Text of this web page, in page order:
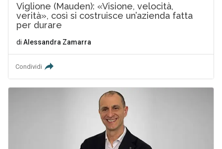
Viglione (Mauden): «Visione, velocità,
verità», così si costruisce un’azienda fatta
per durare
di Alessandra Zamarra
Condividi